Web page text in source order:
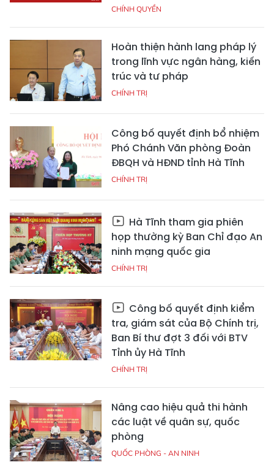
CHÍNH QUYỀN
Hoàn thiện hành lang pháp lý
trong lĩnh vực ngân hàng, kiến
trúc và tư pháp
CHÍNH TRỊ
Công bố quyết định bổ nhiệm
Phó Chánh Văn phòng Đoàn
ĐBQH và HĐND tỉnh Hà Tĩnh
CHÍNH TRỊ
Hà Tĩnh tham gia phiên
họp thường kỳ Ban Chỉ đạo An
ninh mạng quốc gia
CHÍNH TRỊ
Công bố quyết định kiểm
tra, giám sát của Bộ Chính trị,
Ban Bí thư đợt 3 đối với BTV
Tỉnh ủy Hà Tĩnh
CHÍNH TRỊ
Nâng cao hiệu quả thi hành
các luật về quân sự, quốc
phòng
QUỐC PHÒNG - AN NINH